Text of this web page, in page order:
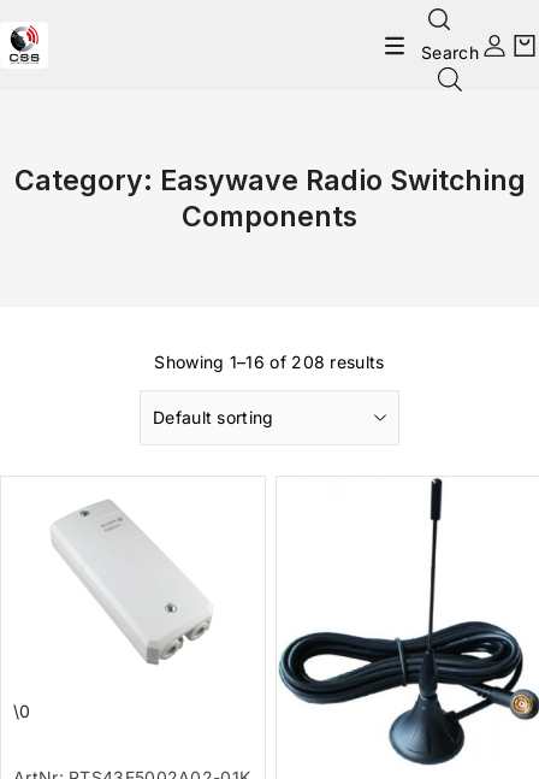
Search
Category: Easywave Radio Switching
Components
Showing 1–16 of 208 results
Default sorting
\0